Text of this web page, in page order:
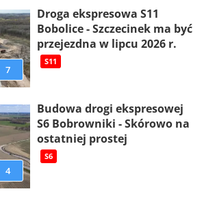
7
Droga ekspresowa S11
Bobolice - Szczecinek ma być
przejezdna w lipcu 2026 r.
S11
4
Budowa drogi ekspresowej
S6 Bobrowniki - Skórowo na
ostatniej prostej
S6